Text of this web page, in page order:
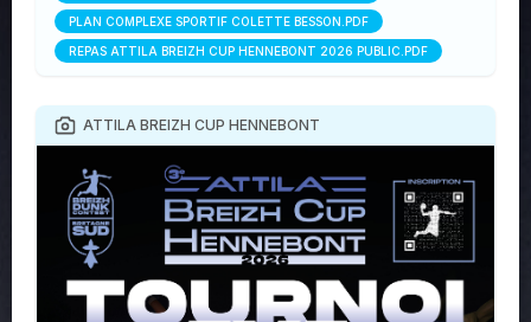
PLAN COMPLEXE SPORTIF COLETTE BESSON.PDF
REPAS ATTILA BREIZH CUP HENNEBONT 2026 PUBLIC.PDF
ATTILA BREIZH CUP HENNEBONT